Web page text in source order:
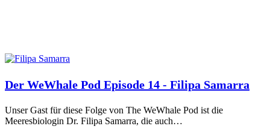
Der WeWhale Pod Episode 14 - Filipa Samarra
Unser Gast für diese Folge von The WeWhale Pod ist die
Meeresbiologin Dr. Filipa Samarra, die auch…